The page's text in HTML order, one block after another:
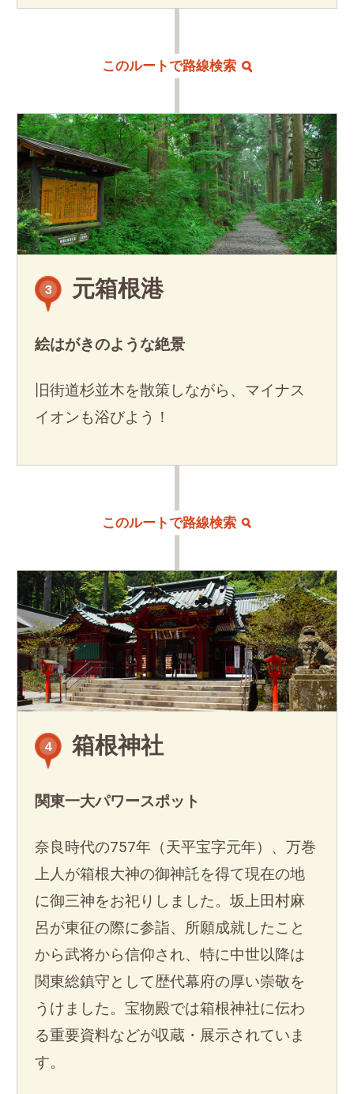
このルートで路線検索
3 元箱根港
絵はがきのような絶景
旧街道杉並木を散策しながら、マイナス
イオンも浴びよう！
このルートで路線検索
4 箱根神社
関東一大パワースポット
奈良時代の757年（天平宝字元年）、万巻
上人が箱根大神の御神託を得て現在の地
に御三神をお祀りしました。坂上田村麻
呂が東征の際に参詣、所願成就したこと
から武将から信仰され、特に中世以降は
関東総鎮守として歴代幕府の厚い崇敬を
うけました。宝物殿では箱根神社に伝わ
る重要資料などが収蔵・展示されていま
す。